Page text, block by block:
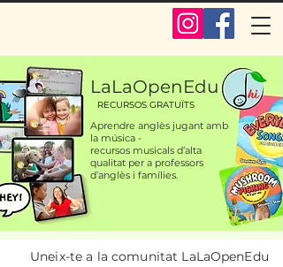
LaLaOpenEdu
RECURSOS GRATUÏTS
Aprendre anglès jugant amb
la música -
recursos musicals d’alta
qualitat per a professors
d’anglès i famílies.
Uneix-te a la comunitat LaLaOpenEdu